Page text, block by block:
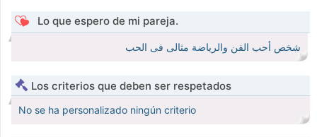
Lo que espero de mi pareja.
شخص أحب الفن والرياضة مثالى فى الحب
Los criterios que deben ser respetados
No se ha personalizado ningún criterio